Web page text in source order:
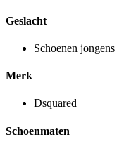
Geslacht
Schoenen jongens
Merk
Dsquared
Schoenmaten